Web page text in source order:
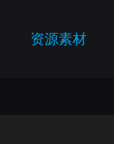
资源素材